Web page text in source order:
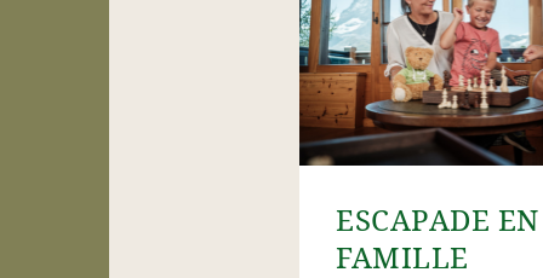
ESCAPADE EN
FAMILLE